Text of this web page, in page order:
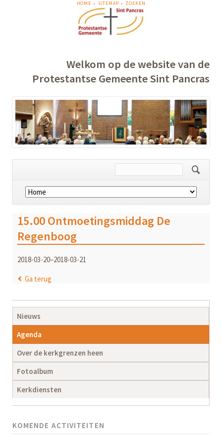
NAVIGATIE
OVERSLAAN
HOME SITEMAP ZOEKEN
Welkom op de website van de
Protestantse Gemeente Sint Pancras
Navigatie
overslaan
15.00 Ontmoetingsmiddag De
Regenboog
2018-03-20–2018-03-21
Ga terug
Navigatie
overslaan
Nieuws
Agenda
Over de kerkgrenzen heen
Fotoalbum
Kerkdiensten
KOMENDE ACTIVITEITEN